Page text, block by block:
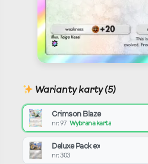
Warianty karty (5)
Crimson Blaze
nr. 97 Wybrana karta
Deluxe Pack ex
nr. 303